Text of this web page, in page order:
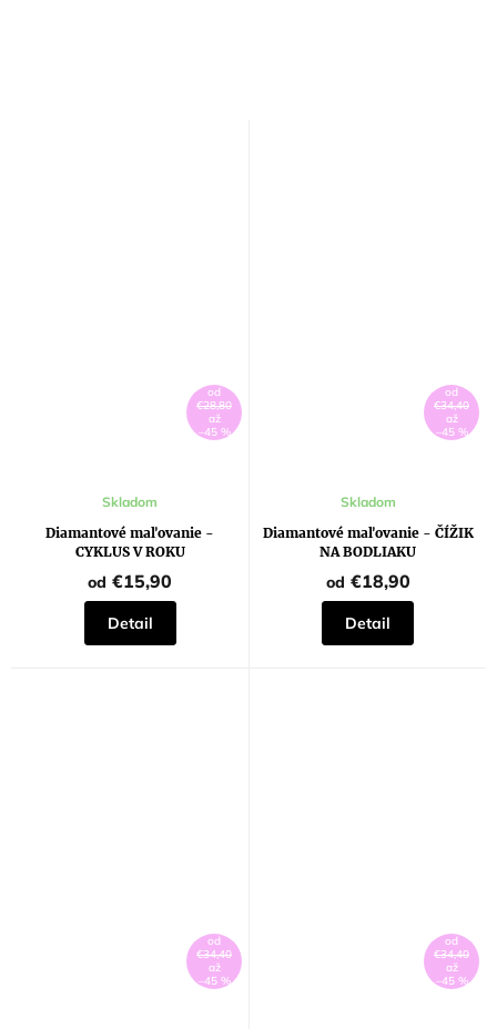
od
€28,80
až
–45 %
Diamantové maľovanie -
CYKLUS V ROKU
Skladom
od €15,90
Detail
od
€34,40
až
–45 %
Diamantové maľovanie - ČÍŽIK
NA BODLIAKU
Skladom
od €18,90
Detail
od
€34,40
až
–45 %
od
€34,40
až
–45 %